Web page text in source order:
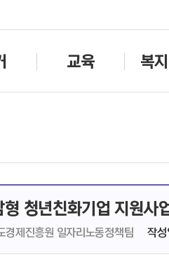
교육 복
청년친화기업 지원사
경제진흥원 일자리노동정책팀 작성